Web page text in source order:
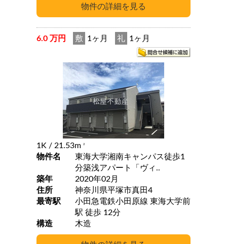
6.0 万円 敷 1ヶ月 礼 1ヶ月
1K / 21.53m 2
物件名
東海大学湘南キャンパス徒歩1
分築浅アパート「ヴィ..
築年
2020年02月
住所
神奈川県平塚市真田4
最寄駅
小田急電鉄小田原線 東海大学前
駅 徒歩 12分
構造
木造